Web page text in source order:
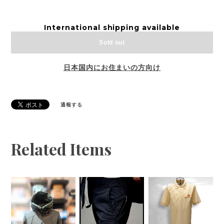
International shipping available
Sold out
日本国内にお住まいの方向け
通報する
Related Items